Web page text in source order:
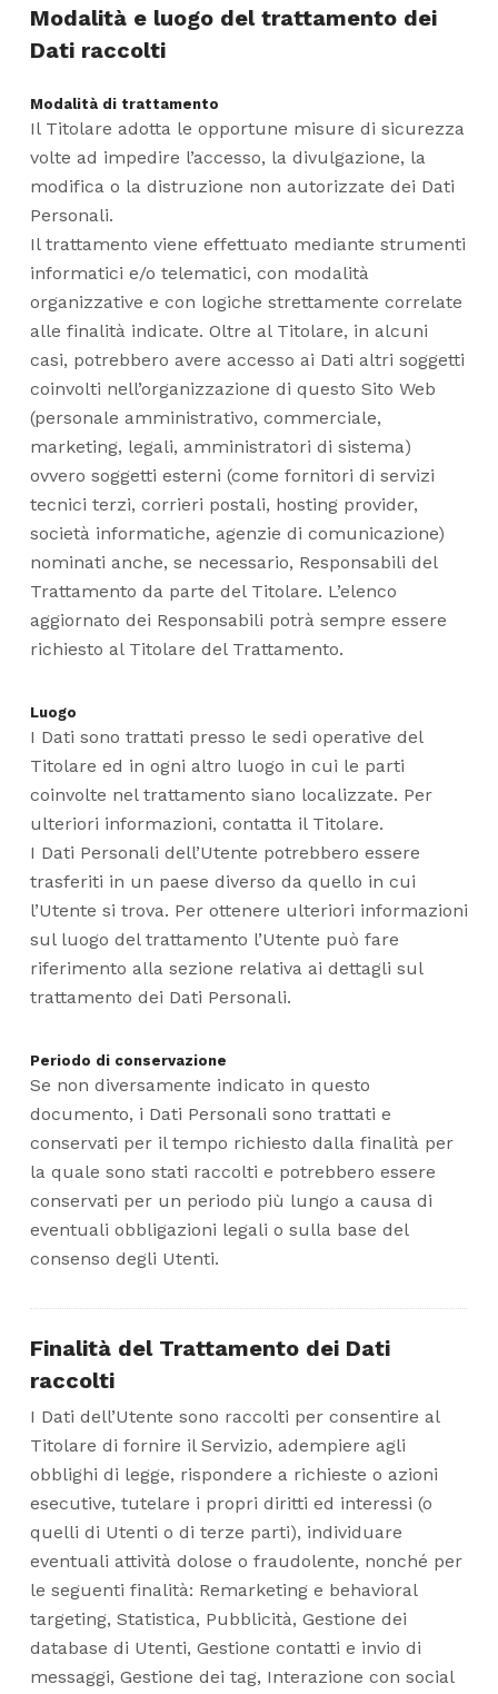
Modalità e luogo del trattamento dei
Dati raccolti
Modalità di trattamento
Il Titolare adotta le opportune misure di sicurezza
volte ad impedire l’accesso, la divulgazione, la
modifica o la distruzione non autorizzate dei Dati
Personali.
Il trattamento viene effettuato mediante strumenti
informatici e/o telematici, con modalità
organizzative e con logiche strettamente correlate
alle finalità indicate. Oltre al Titolare, in alcuni
casi, potrebbero avere accesso ai Dati altri soggetti
coinvolti nell’organizzazione di questo Sito Web
(personale amministrativo, commerciale,
marketing, legali, amministratori di sistema)
ovvero soggetti esterni (come fornitori di servizi
tecnici terzi, corrieri postali, hosting provider,
società informatiche, agenzie di comunicazione)
nominati anche, se necessario, Responsabili del
Trattamento da parte del Titolare. L’elenco
aggiornato dei Responsabili potrà sempre essere
richiesto al Titolare del Trattamento.
Luogo
I Dati sono trattati presso le sedi operative del
Titolare ed in ogni altro luogo in cui le parti
coinvolte nel trattamento siano localizzate. Per
ulteriori informazioni, contatta il Titolare.
I Dati Personali dell’Utente potrebbero essere
trasferiti in un paese diverso da quello in cui
l’Utente si trova. Per ottenere ulteriori informazioni
sul luogo del trattamento l’Utente può fare
riferimento alla sezione relativa ai dettagli sul
trattamento dei Dati Personali.
Periodo di conservazione
Se non diversamente indicato in questo
documento, i Dati Personali sono trattati e
conservati per il tempo richiesto dalla finalità per
la quale sono stati raccolti e potrebbero essere
conservati per un periodo più lungo a causa di
eventuali obbligazioni legali o sulla base del
consenso degli Utenti.
Finalità del Trattamento dei Dati
raccolti
I Dati dell’Utente sono raccolti per consentire al
Titolare di fornire il Servizio, adempiere agli
obblighi di legge, rispondere a richieste o azioni
esecutive, tutelare i propri diritti ed interessi (o
quelli di Utenti o di terze parti), individuare
eventuali attività dolose o fraudolente, nonché per
le seguenti finalità: Remarketing e behavioral
targeting, Statistica, Pubblicità, Gestione dei
database di Utenti, Gestione contatti e invio di
messaggi, Gestione dei tag, Interazione con social